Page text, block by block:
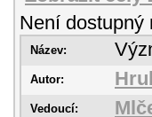
Není dostupný
Název:
Autor:
Vedoucí: